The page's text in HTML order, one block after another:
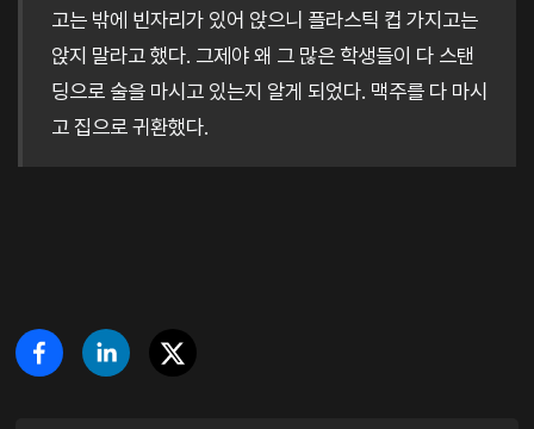
고는 밖에 빈자리가 있어 앉으니 플라스틱 컵 가지고는
앉지 말라고 했다. 그제야 왜 그 많은 학생들이 다 스탠
딩으로 술을 마시고 있는지 알게 되었다. 맥주를 다 마시
고 집으로 귀환했다.